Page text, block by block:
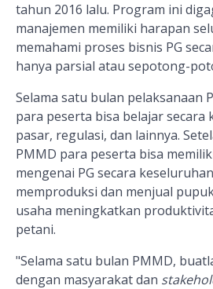
tahun 2016 lalu. Program ini
manajemen memiliki harapan
memahami proses bisnis PG
hanya parsial atau sepotong-
Selama satu bulan pelaksanaan
para peserta bisa belajar secara
pasar, regulasi, dan lainnya.
PMMD para peserta bisa
mengenai PG secara
memproduksi dan menjual
usaha meningkatkan
petani.
"Selama satu bulan PMMD,
dengan masyarakat dan